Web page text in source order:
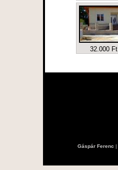
32.000 Ft
Gáspár Ferenc |